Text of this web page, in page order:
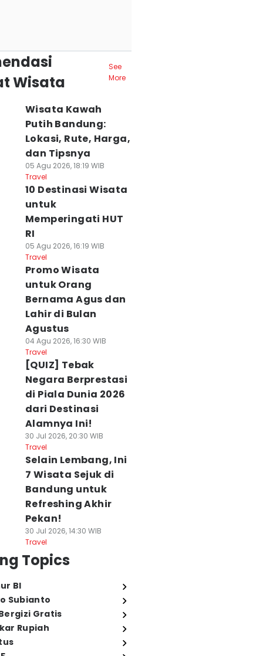
Wisata
See
More
Wisata Kawah
Putih Bandung:
Lokasi, Rute, Harga,
dan Tipsnya
05 Agu 2026, 18:19 WIB
Travel
10 Destinasi Wisata
untuk
Memperingati HUT
RI
05 Agu 2026, 16:19 WIB
Travel
Promo Wisata
untuk Orang
Bernama Agus dan
Lahir di Bulan
Agustus
04 Agu 2026, 16:30 WIB
Travel
[QUIZ] Tebak
Negara Berprestasi
di Piala Dunia 2026
dari Destinasi
Alamnya Ini!
30 Jul 2026, 20:30 WIB
Travel
Selain Lembang, Ini
7 Wisata Sejuk di
Bandung untuk
Refreshing Akhir
Pekan!
30 Jul 2026, 14:30 WIB
Travel
Topics
BI
Subianto
Gratis
Rupiah